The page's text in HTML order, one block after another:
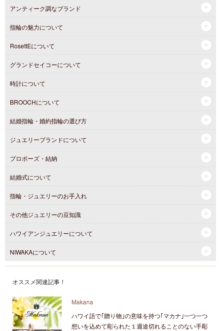
アンティーク調なブランド
指輪の魅力について
RosettEについて
グランドセイコーについて
時計について
BROOCHについて
結婚指輪・婚約指輪の選び方
ジュエリーブランドについて
プロポーズ・結納
結婚式について
指輪・ジュエリーのお手入れ
その他ジュエリーの豆知識
ハワイアンジュエリーについて
NIWAKAについて
オススメ関連記事！
Makana
ハワイ語で｢贈り物｣の意味を持つ｢マカナ｣一つ一つ
想いを込めて彫られた１週途切れることのない手彫